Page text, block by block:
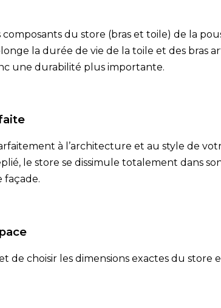
du store (bras et toile) de la
la durée de vie de la toile et des bras
une durabilité plus importante.
à l’architecture et au style de
le store se dissimule totalement dans
façade.
de choisir les dimensions exactes du store